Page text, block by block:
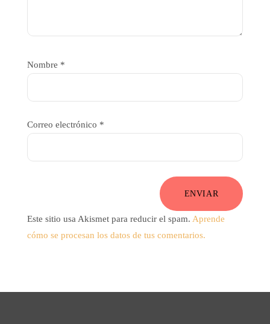
Nombre *
Correo electrónico *
ENVIAR
Este sitio usa Akismet para reducir el spam. Aprende
cómo se procesan los datos de tus comentarios.